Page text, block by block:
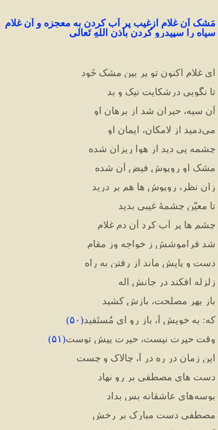
سیاه را سپیدرو کردن باذنِ اللهِ تَعالی
ای غلام اکنون تو پر بین مشک خَود
تا نگویی درشکایت نیک و بد
آن سیه، حیران شد از برهان او
می‌دمید از لامکان، ایمان او
چشمه یی دید از هوا ریزان شده
مشک او روپوش فیض آن شده
زان نظر، روپوش ها هم بر درید
تا معیّن چشمهٔ غیبی بدید
چشم ها پر آب کرد آن دم غلام
شد فراموشش ز خواجه وز مقام
دست و پایش ماند از رفتن به راه
زلزله افکند در جانش اله
باز بهر مصلحت، بازش کشید
که: به خویش آ، باز رو ای مُستَفید(۵۰)
وقت حیرت نیست، حیرت پیش توست(۵۱)
این زمان در ره در آ، چالاک و چست
دست های مصطفی بر رو نهاد
بوسه‌های عاشقانه بس بداد
مصطفی دست مبارک بر رخش